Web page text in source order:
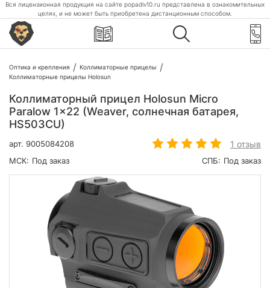
Вся лицензионная продукция на сайте popadiv10.ru представлена в ознакомительных
целях, и не может быть приобретена дистанционным способом.
Оптика и крепления
Коллиматорные прицелы
Коллиматорные прицелы Holosun
Коллиматорный прицел Holosun Micro
Paralow 1x22 (Weaver, солнечная батарея,
HS503CU)
арт. 9005084208 1 отзыв
МСК: Под заказ СПБ: Под заказ